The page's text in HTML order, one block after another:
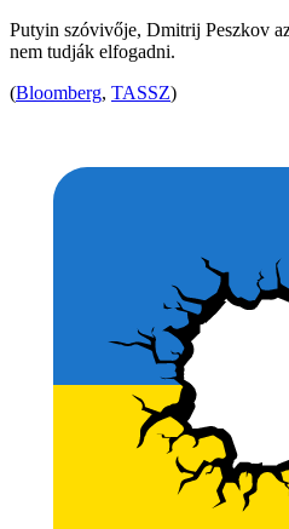
Putyin szóvivője, Dmitrij Peszkov
nem tudják elfogadni.
(Bloomberg, TASSZ)